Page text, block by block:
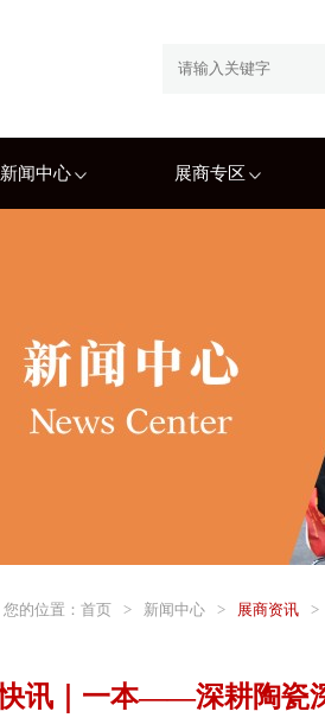
新闻中心 展商专区
您的位置： 首页 > 新闻中心 > 展商资讯 >
讯｜一本——深耕陶瓷